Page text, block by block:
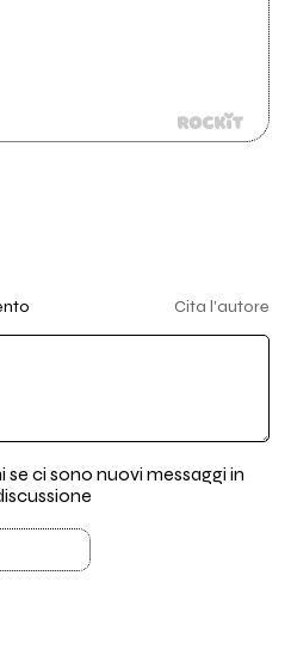
Cita l'autore
se ci sono nuovi messaggi in